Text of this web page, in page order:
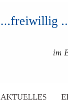
...freiwillig
im
AKTUELLES